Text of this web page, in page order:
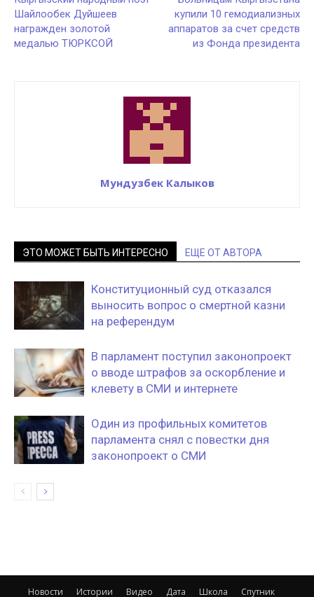
Шайлообек Дуйшеев
награжден золотой
медалью ТЮРКСОЙ
купили 10 гемодиализных
аппаратов за счет средств
из Фонда президента
Мундузбек Калыков
ЭТО МОЖЕТ БЫТЬ ИНТЕРЕСНО ЕЩЕ ОТ АВТОРА
Конституционный суд отказался
выносить вопрос о смертной казни
на референдум
В парламент поступил законопроект
о вводе штрафов за оскорбление и
клевету в СМИ и интернете
Один из профильных комитетов
парламента снял с повестки дня
законопроект о СМИ
Новости Истории Видео Дата Школа Спутник